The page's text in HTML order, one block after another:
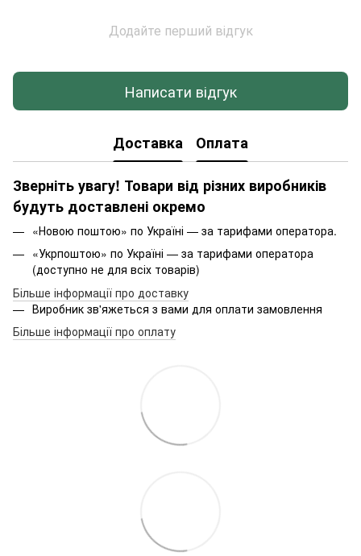
Додайте перший відгук
Написати відгук
Доставка Оплата
Зверніть увагу! Товари від різних виробників
будуть доставлені окремо
«Новою поштою» по Україні — за тарифами оператора.
«Укрпоштою» по Україні — за тарифами оператора
(доступно не для всіх товарів)
Більше інформації про доставку
Виробник зв'яжеться з вами для оплати замовлення
Більше інформації про оплату